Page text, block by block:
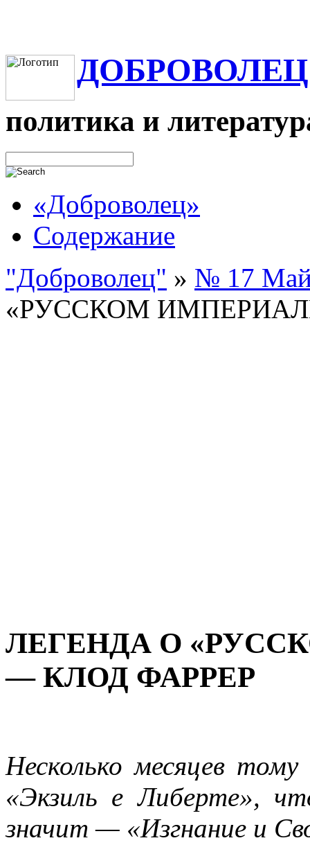
ДОБРОВОЛЕЦ
политика и
«Доброволец»
Содержание
"Доброволец" » № 17 Май
«РУССКОМ
ЛЕГЕНДА О
— КЛОД ФАРРЕР
Несколько месяцев
«Экзиль е Либерте»,
значит — «Изгнание и